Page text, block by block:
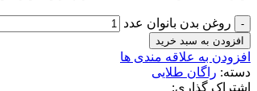
روغن بدن بانوان عدد
افزودن به سبد خرید
افزودن به علاقه مندی ها
دسته: راگان طلایی
اشتراک گذاری: